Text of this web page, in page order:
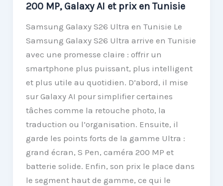
200 MP, Galaxy AI et prix en Tunisie
Samsung Galaxy S26 Ultra en Tunisie Le
Samsung Galaxy S26 Ultra arrive en Tunisie
avec une promesse claire : offrir un
smartphone plus puissant, plus intelligent
et plus utile au quotidien. D’abord, il mise
sur Galaxy AI pour simplifier certaines
tâches comme la retouche photo, la
traduction ou l’organisation. Ensuite, il
garde les points forts de la gamme Ultra :
grand écran, S Pen, caméra 200 MP et
batterie solide. Enfin, son prix le place dans
le segment haut de gamme, ce qui le